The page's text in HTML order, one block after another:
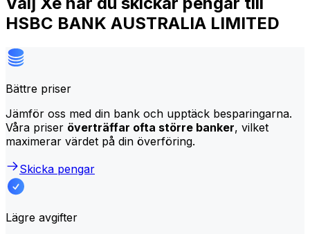
HSBC BANK AUSTRALIA LIMITED
Bättre priser
Jämför oss med din bank och upptäck besparingarna.
Våra priser överträffar ofta större banker, vilket
maximerar värdet på din överföring.
Skicka pengar
Lägre avgifter